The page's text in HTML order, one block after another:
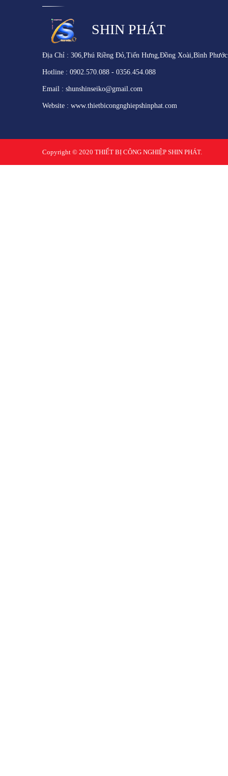
SHIN PHÁT
Địa Chỉ : 306,Phú Riềng Đỏ,Tiến Hưng,Đồng Xoài,Bình Phước
Hotline : 0902.570.088 - 0356.454.088
Email : shunshinseiko@gmail.com
Website : www.thietbicongnghiepshinphat.com
Copyright © 2020 THIẾT BỊ CÔNG NGHIỆP SHIN PHÁT.